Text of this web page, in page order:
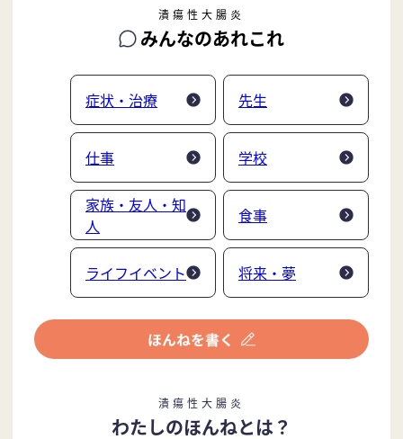
潰瘍性大腸炎
みんなのあれこれ
症状・治療 先生
仕事 学校
家族・友人・知
人
食事
ライフイベント 将来・夢
潰瘍性大腸炎
わたしのほんねとは？